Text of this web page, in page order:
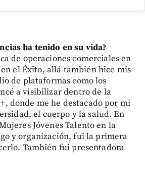
ha tenido en su vida?
de operaciones comerciales en
el Éxito, allá también hice mis
de plataformas como los
a visibilizar dentro de la
donde me he destacado por mi
el cuerpo y la salud. En
Jóvenes Talento en la
y organización, fui la primera
También fui presentadora